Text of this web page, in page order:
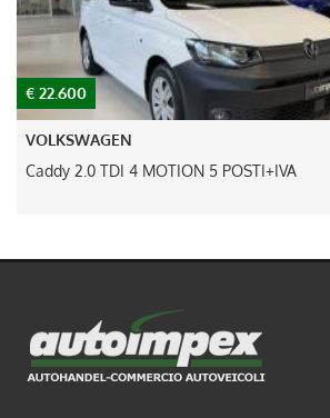
€ 22.600
VOLKSWAGEN
Caddy 2.0 TDI 4 MOTION 5 POSTI+IVA